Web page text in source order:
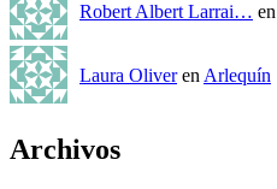
Robert Albert Larrai… en
Laura OliverenArlequín
Archivos